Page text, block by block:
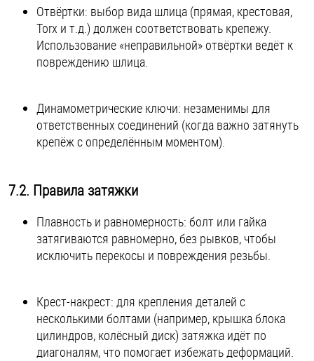
Отвёртки: выбор вида шлица (прямая, крестовая,
Torx и т.д.) должен соответствовать крепежу.
Использование «неправильной» отвёртки ведёт к
повреждению шлица.
Динамометрические ключи: незаменимы для
ответственных соединений (когда важно затянуть
крепёж с определённым моментом).
7.2. Правила затяжки
Плавность и равномерность: болт или гайка
затягиваются равномерно, без рывков, чтобы
исключить перекосы и повреждения резьбы.
Крест-накрест: для крепления деталей с
несколькими болтами (например, крышка блока
цилиндров, колёсный диск) затяжка идёт по
диагоналям, что помогает избежать деформаций.